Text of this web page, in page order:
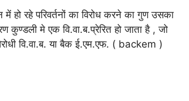
में हो रहे परिवर्तनों का विरोध करने का गुण उसका
मे एक वि.वा.ब.प्रेरित हो जाता है , जो
वि.वा.ब. या बैक ई.एम.एफ. ( backem )